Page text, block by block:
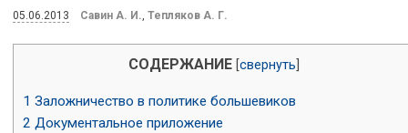
05.06.2013 Савин А. И., Тепляков А. Г.
СОДЕРЖАНИЕ свернуть
1 Заложничество в политике большевиков
2 Документальное приложение